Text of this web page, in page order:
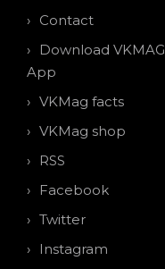
Contact
Download VKMAG
App
VKMag facts
VKMag shop
RSS
Facebook
Twitter
Instagram